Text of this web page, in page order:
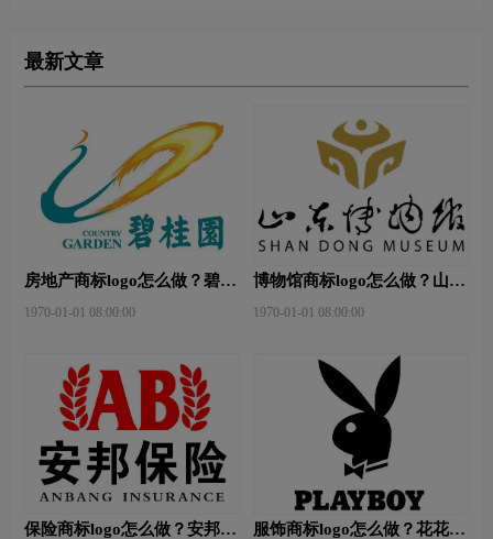
最新文章
房地产商标logo怎么做？碧桂
1970-01-01 08:00:00
博物馆商标logo怎么做？山东
logo设计
1970-01-01 08:00:00
保险商标logo怎么做？安邦保
服饰商标logo怎么做？花花公